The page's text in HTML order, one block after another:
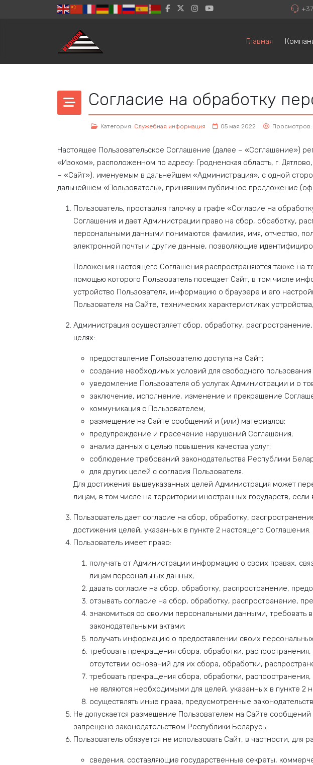
Главная
Согласие на обработку
Категория: Служебная информация 05 мая 2022 Просмотров:
Настоящее Пользовательское Соглашение (далее – «Соглашение»)
«Изоком», расположенном по адресу: Гродненская область, г.
– «Сайт»), именуемым в дальнейшем «Администрация», с одной
дальнейшем «Пользователь», принявшим публичное предложение
Пользователь, проставляя галочку в графе «Согласие на
Соглашения и дает Администрации право на сбор, обработку,
персональными данными понимаются: фамилия, имя, отчество,
электронной почты и другие данные, позволяющие
Положения настоящего Соглашения распространяются также на
помощью которого Пользователь посещает Сайт, в том числе
устройство Пользователя, информацию о браузере и его
Пользователя на Сайте, технических характеристиках
Администрация осуществляет сбор, обработку,
целях:
предоставление Пользователю доступа на Сайт;
создание необходимых условий для свободного
уведомление Пользователя об услугах Администрации и о
заключение, исполнение, изменение и прекращение
коммуникация с Пользователем;
размещение на Сайте сообщений и (или) материалов;
предупреждение и пресечение нарушений Соглашения;
анализ данных с целью повышения качества услуг;
соблюдение требований законодательства Республики
для других целей с согласия Пользователя.
Для достижения вышеуказанных целей Администрация может
лицам, в том числе на территории иностранных государств,
Пользователь дает согласие на сбор, обработку,
достижения целей, указанных в пункте 2 настоящего Соглашения.
Пользователь имеет право:
получать от Администрации информацию о своих правах,
лицам персональных данных;
давать согласие на сбор, обработку, распространение,
отзывать согласие на сбор, обработку, распространение,
знакомиться со своими персональными данными,
законодательными актами;
получать информацию о предоставлении своих
требовать прекращения сбора, обработки,
отсутствии оснований для их сбора, обработки,
требовать прекращения сбора, обработки,
не являются необходимыми для целей, указанных в пункте 2
осуществлять иные права, предусмотренные
Не допускается размещение Пользователем на Сайте
запрещено законодательством Республики Беларусь.
Пользователь обязуется не использовать Сайт, в частности,
сведения, составляющие государственные секреты,